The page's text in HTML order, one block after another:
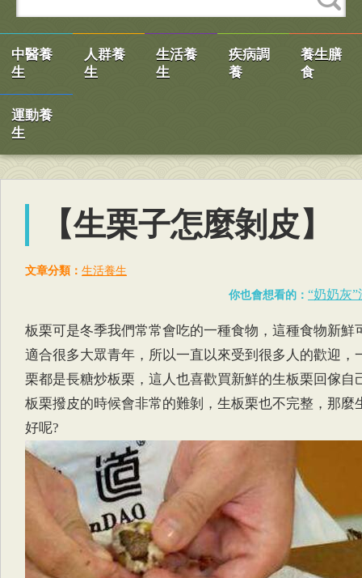
中醫養
生
人群養
生
生活養
生
疾病調
養
養生膳
食
運動養
生
【生栗子怎麼剝皮】
文章分類： 生活養生
你也會想看的： “奶奶灰
板栗可是冬季我們常常會吃的一種食物，這種食物新鮮
適合很多大眾青年，所以一直以來受到很多人的歡迎，
栗都是長糖炒板栗，這人也喜歡買新鮮的生板栗回傢自
板栗撥皮的時候會非常的難剝，生板栗也不完整，那麼
好呢?